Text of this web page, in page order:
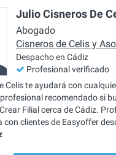
Julio Cisneros De
Abogado
Cisneros de Celis y
Despacho en Cádiz
Profesional verificado
Celis te ayudará con
recomendado si
Filial cerca de Cádiz.
con clientes de Easyoffer